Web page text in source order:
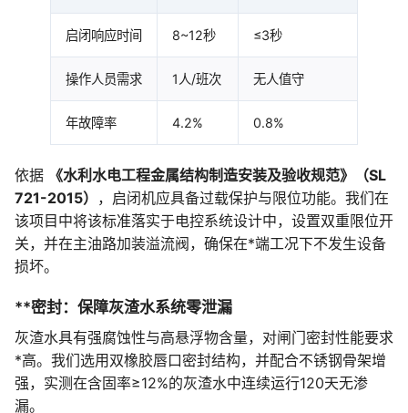
启闭响应时间 8~12秒 ≤3秒
操作人员需求 1人/班次 无人值守
年故障率 4.2% 0.8%
依据
《水利水电工程金属结构制造安装及验收规范》（SL
721-2015） ，启闭机应具备过载保护与限位功能。我们在
该项目中将该标准落实于电控系统设计中，设置双重限位开
关，并在主油路加装溢流阀，确保在*端工况下不发生设备
损坏。
**密封：保障灰渣水系统零泄漏
灰渣水具有强腐蚀性与高悬浮物含量，对闸门密封性能要求
*高。我们选用双橡胶唇口密封结构，并配合不锈钢骨架增
强，实测在含固率≥12%的灰渣水中连续运行120天无渗
漏。